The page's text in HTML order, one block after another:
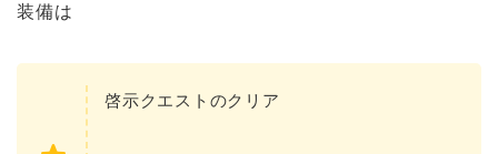
装備は
啓示クエストのクリア